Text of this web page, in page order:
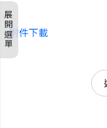
展開選單附件下載